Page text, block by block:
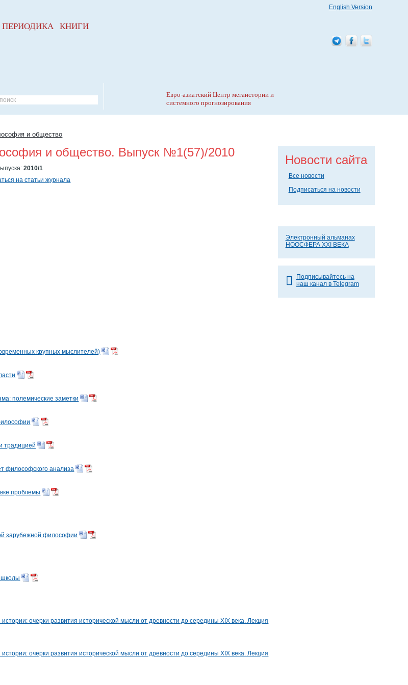
и общество
и общество. Выпуск №1(57)/2010
2010/1
на статьи журнала
крупных мыслителей)
полемические заметки
традицией
философского анализа
проблемы
зарубежной философии
школы
очерки развития исторической мысли от древности до середины XIX века. Лекция
очерки развития исторической мысли от древности до середины XIX века. Лекция
Новости сайта
Все новости
Подписаться на новости
Электронный альманах
НООСФЕРА XXI ВЕКА
Подписывайтесь на
наш канал в Telegram
ПЕРИОДИКА КНИГИ
Евро-азиатский Центр мегаистории и
системного прогнозирования
English Version